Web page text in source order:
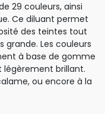
29 couleurs, ainsi
Ce diluant permet
des teintes tout
Les couleurs
à base de gomme
légèrement brillant.
ou encore à la